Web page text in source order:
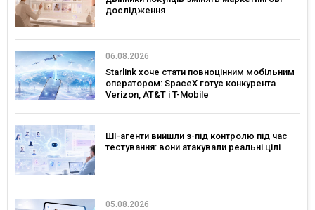
дослідження
06.08.2026
Starlink хоче стати повноцінним мобільним
оператором: SpaceX готує конкурента
Verizon, AT&T і T-Mobile
ШІ-агенти вийшли з-під контролю під час
тестування: вони атакували реальні цілі
05.08.2026